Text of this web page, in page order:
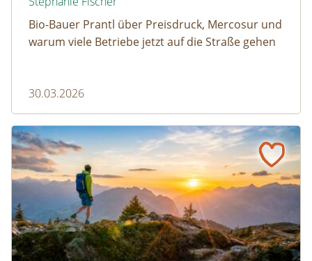
Bio-Bauer Prantl über Preisdruck, Mercosur und
warum viele Betriebe jetzt auf die Straße gehen
30.03.2026
Die schönsten Wanderungen im Herbst